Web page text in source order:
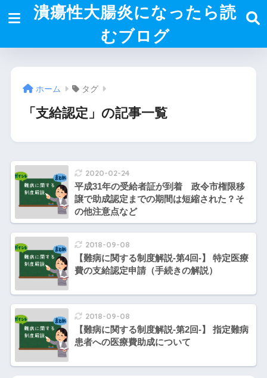
潰瘍性大腸炎になったら読
むブログ
ホーム タグ
「支給認定」の記事一覧
2020-02-24
平成31年の受給者証が到着 政令市権限移
譲で助成認定までの期間は短縮された？そ
の他注意点など
2018-09-08
【難病に関する制度解説-第4回-】 特定医療
費の支給認定申請（手続きの解説）
2018-09-08
【難病に関する制度解説-第2回-】 指定難病
患者への医療費助成について